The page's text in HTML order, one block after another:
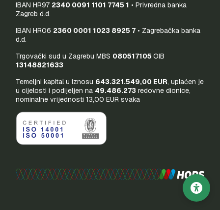
IBAN HR97 2340 0091 1101 7745 1 • Privredna banka
Zagreb d.d.
IBAN HR06 2360 0001 1023 8925 7 • Zagrebačka banka
d.d.
Trgovački sud u Zagrebu MBS 080517105OIB
13148821633
Temeljni kapital u iznosu 643.321.549,00 EUR, uplaćen je
u cijelosti i podijeljen na 49.486.273 redovne dionice,
nominalne vrijednosti 13,00 EUR svaka